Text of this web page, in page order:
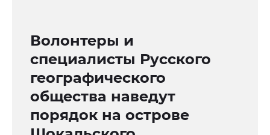
Волонтеры и
специалисты Русского
географического
общества наведут
порядок на острове